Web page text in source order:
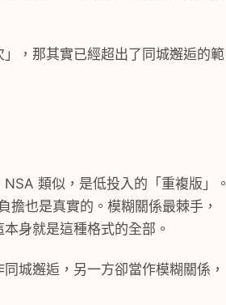
，那其實已經超出了同城邂逅的範
類似，是低投入的「重複版」。
擔也是真實的。模糊關係最棘手，
身就是這種格式的全部。
城邂逅，另一方卻當作模糊關係，